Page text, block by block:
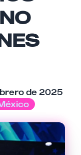
de 2025